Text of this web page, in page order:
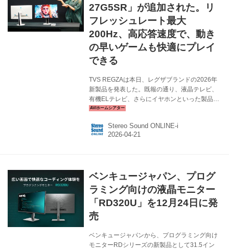
27G5SR」が追加された。リ
フレッシュレート最大
200Hz、高応答速度で、動き
の早いゲームも快適にプレイ
できる
TVS REGZAは本日、レグザブランドの2026年
新製品を発表した。既報の通り、液晶テレビ、
有機ELテレビ、さらにイヤホンといった製品カ
テゴリーに加え、ゲーミングモニターもライン
WQHD解像度の「RM-27G5SR」（￥44,000、
税込、5月29日発売）で、「スタイリッシュな
ブラックが多かったが、今回は本体背面をホワ
イトにすることで、インテリアにも馴染みやす
い清潔感のあるフォルムを実現している。一方
で前面のベゼル...
Stereo Sound ONLINE-i
ベンキュージャパン、プログ
ラミング向けの液晶モニター
「RD320U」を12月24日に発
売
ベンキュージャパンから、プログラミング向け
モニターRDシリーズの新製品として31.5イン